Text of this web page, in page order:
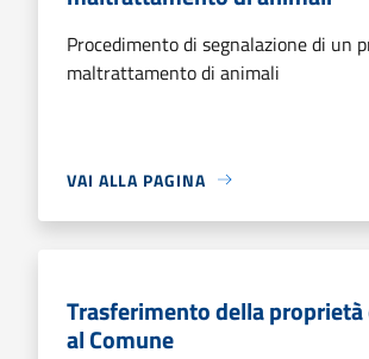
Procedimento di segnalazione di un
maltrattamento di animali
VAI ALLA PAGINA
Trasferimento della proprietà
al Comune